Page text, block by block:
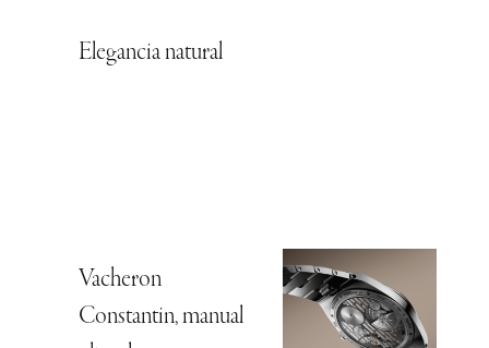
Elegancia natural
Vacheron
Constantin, manual